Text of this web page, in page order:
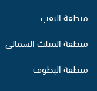
منطقة النقب
منطقة المثلث الشمالي
منطقة البطوف